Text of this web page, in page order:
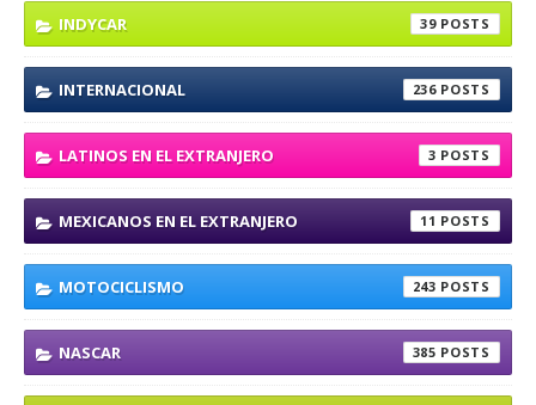
INDYCAR 39
INTERNACIONAL 236
LATINOS EN EL EXTRANJERO 3
MEXICANOS EN EL EXTRANJERO 11
MOTOCICLISMO 243
NASCAR 385